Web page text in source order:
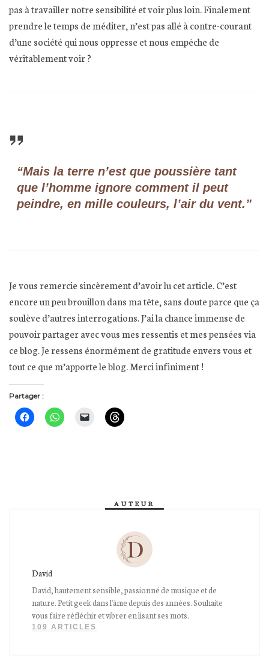
pas à travailler notre sensibilité et voir plus loin. Finalement
prendre le temps de méditer, n’est pas allé à contre-courant
d’une société qui nous oppresse et nous empêche de
véritablement voir ?
“Mais la terre n’est que poussière tant
que l’homme ignore comment il peut
peindre, en mille couleurs, l’air du vent.”
Je vous remercie sincèrement d’avoir lu cet article. C’est
encore un peu brouillon dans ma tête, sans doute parce que ça
soulève d’autres interrogations. J’ai la chance immense de
pouvoir partager avec vous mes ressentis et mes pensées via
ce blog. Je ressens énormément de gratitude envers vous et
tout ce que m’apporte le blog. Merci infiniment !
Partager :
AUTEUR
David
David, hautement sensible, passionné de musique et de
nature. Petit geek dans l'âme depuis des années. Souhaite
vous faire réfléchir et vibrer en lisant ses mots.
109 ARTICLES